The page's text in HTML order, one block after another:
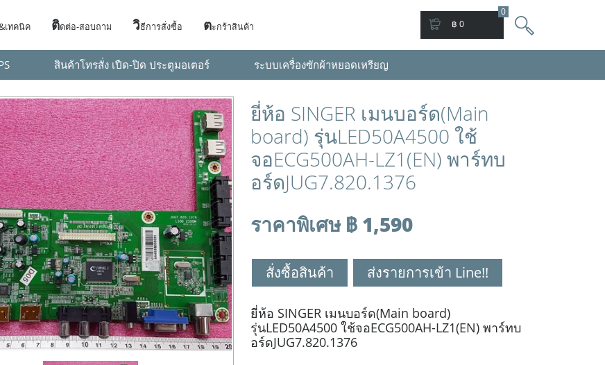
เทคนิค ติดต่อ-สอบถาม วิธีการสั่งซื้อ ตะกร้าสินค้า
สินค้าโทรสั่ง เปืด-ปิด ประตูมอเตอร์ ระบบเครื่องซักผ้าหยอดเหรียญ
0
฿ 0
ยี่ห้อ SINGER เมนบอร์ด(Main
board) รุ่นLED50A4500 ใช้
จอECG500AH-LZ1(EN) พาร์ทบ
อร์ดJUG7.820.1376
ราคาพิเศษ ฿ 1,590
สั่งซื้อสินค้า ส่งรายการเข้า Line!!
ยี่ห้อ SINGER เมนบอร์ด(Main board)
รุ่นLED50A4500 ใช้จอECG500AH-LZ1(EN) พาร์ทบ
อร์ดJUG7.820.1376